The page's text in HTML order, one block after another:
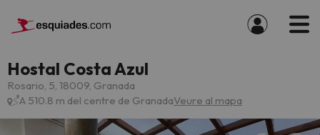
Hostal Costa Azul
Rosario, 5, 18009, Granada
A 510.8 m del centre de GranadaVeure al mapa